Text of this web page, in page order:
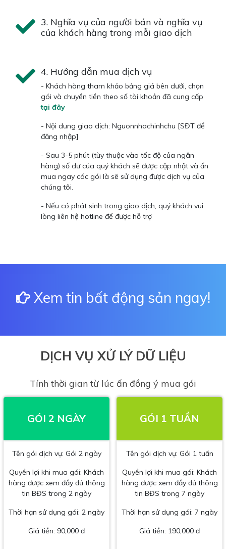
3. Nghĩa vụ của người bán và nghĩa vụ
của khách hàng trong mỗi giao dịch
4. Hướng dẫn mua dịch vụ
- Khách hàng tham khảo bảng giá bên dưới, chọn
gói và chuyển tiền theo số tài khoản đã cung cấp
tại đây
- Nội dung giao dịch: Nguonnhachinhchu [SĐT để
đăng nhập]
- Sau 3-5 phút (tùy thuộc vào tốc độ của ngân
hàng) số dư của quý khách sẽ được cập nhật và ấn
mua ngay các gói là sẽ sử dụng được dịch vụ của
chúng tôi.
- Nếu có phát sinh trong giao dịch, quý khách vui
lòng liên hệ hotline để được hỗ trợ
Xem tin bất động sản ngay!
DỊCH VỤ XỬ LÝ DỮ LIỆU
Tính thời gian từ lúc ấn đồng ý mua gói
GÓI 2 NGÀY
Tên gói dịch vụ: Gói 2 ngày
Quyền lợi khi mua gói: Khách
hàng được xem đầy đủ thông
tin BĐS trong 2 ngày
Thời hạn sử dụng gói: 2 ngày
Giá tiền: 90,000 đ
GÓI 1 TUẦN
Tên gói dịch vụ: Gói 1 tuần
Quyền lợi khi mua gói: Khách
hàng được xem đầy đủ thông
tin BĐS trong 7 ngày
Thời hạn sử dụng gói: 7 ngày
Giá tiền: 190,000 đ